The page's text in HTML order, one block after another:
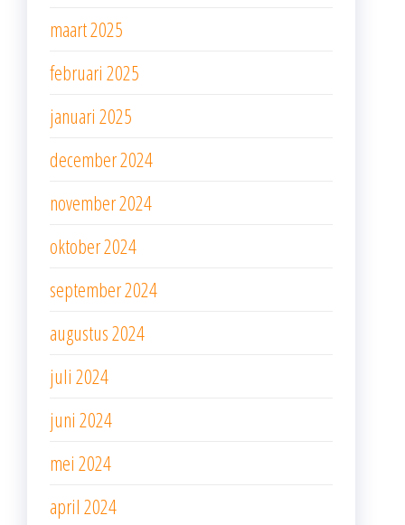
maart 2025
februari 2025
januari 2025
december 2024
november 2024
oktober 2024
september 2024
augustus 2024
juli 2024
juni 2024
mei 2024
april 2024